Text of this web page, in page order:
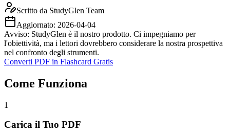
Scritto da StudyGlen Team
Aggiornato: 2026-04-04
Avviso: StudyGlen è il nostro prodotto. Ci impegniamo per
l'obiettività, ma i lettori dovrebbero considerare la nostra prospettiva
nel confronto degli strumenti.
Converti PDF in Flashcard Gratis
Come Funziona
1
Carica il Tuo PDF